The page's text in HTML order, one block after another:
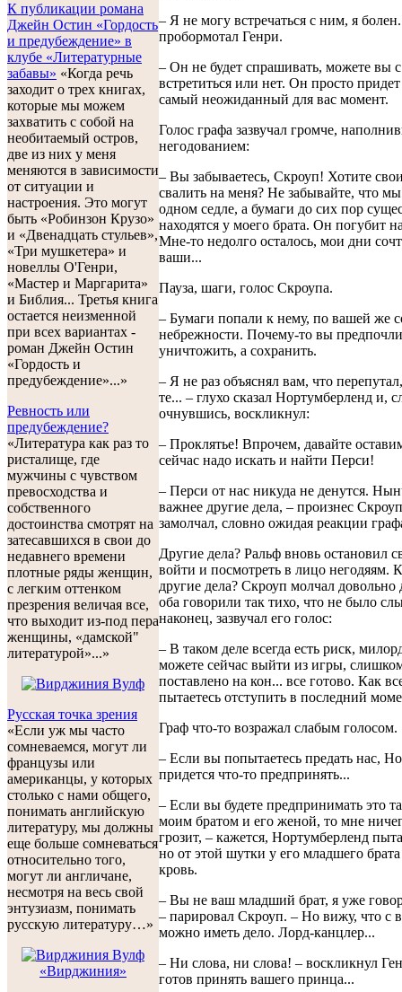
К публикации романа
Джейн Остин «Гордость
и предубеждение» в
клубе «Литературные
забавы» «Когда речь
заходит о трех книгах,
которые мы можем
захватить с собой на
необитаемый остров,
две из них у меня
меняются в зависимости
от ситуации и
настроения. Это могут
быть «Робинзон Крузо»
и «Двенадцать стульев»,
«Три мушкетера» и
новеллы О'Генри,
«Мастер и Маргарита»
и Библия... Третья книга
остается неизменной
при всех вариантах -
роман Джейн Остин
«Гордость и
предубеждение»...»
Ревность или
предубеждение?
«Литература как раз то
ристалище, где
мужчины с чувством
превосходства и
собственного
достоинства смотрят на
затесавшихся в свои до
недавнего времени
плотные ряды женщин,
с легким оттенком
презрения величая все,
что выходит из-под пера
женщины, «дамской"
литературой»...»
Русская точка зрения
«Если уж мы часто
сомневаемся, могут ли
французы или
американцы, у которых
столько с нами общего,
понимать английскую
литературу, мы должны
еще больше сомневаться
относительно того,
могут ли англичане,
несмотря на весь свой
энтузиазм, понимать
русскую литературу…»
«Вирджиния»
– Я не могу встречаться с ним, я
пробормотал Генри.
– Он не будет спрашивать, можете вы
встретиться или нет. Он просто
самый неожиданный для вас момент.
Голос графа зазвучал громче,
негодованием:
– Вы забываетесь, Скроуп! Хотите
свалить на меня? Не забывайте, что
одном седле, а бумаги до сих пор
находятся у моего брата. Он погубит
Мне-то недолго осталось, мои дни
ваши...
Пауза, шаги, голос Скроупа.
– Бумаги попали к нему, по вашей же
небрежности. Почему-то вы
уничтожить, а сохранить.
– Я не раз объяснял вам, что
те... – глухо сказал Нортумберленд и,
очнувшись, воскликнул:
– Проклятье! Впрочем, давайте
сейчас надо искать и найти Перси!
– Перси от нас никуда не денутся.
важнее другие дела, – произнес
замолчал, словно ожидая реакции
Другие дела? Ральф вновь остановил
войти и посмотреть в лицо негодяям.
другие дела? Скроуп молчал довольно
оба говорили так тихо, что не было
наконец, зазвучал его голос:
– В таком деле всегда есть риск,
можете сейчас выйти из игры,
поставлено на кон... все готово. Как
пытаетесь отступить в последний
Граф что-то возражал слабым голосом.
– Если вы попытаетесь предать нас,
придется что-то предпринять...
– Если вы будете предпринимать это
моим братом и его женой, то мне
грозит, – кажется, Нортумберленд
но от этой шутки у его младшего брата
кровь.
– Вы не ваш младший брат, я уже
– парировал Скроуп. – Но вижу, что с
можно иметь дело. Лорд-канцлер...
– Ни слова, ни слова! – воскликнул
готов принять вашего принца...